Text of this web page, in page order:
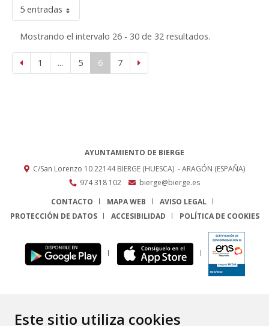
Este sitio utiliza cookies
5 entradas
Mostrando el intervalo 26 - 30 de 32 resultados.
1 ... 5 6 7
AYUNTAMIENTO DE BIERGE
C/San Lorenzo 1022144 BIERGE (HUESCA) - ARAGÓN (ESPAÑA)
974 318 102
bierge@bierge.es
CONTACTO
MAPA WEB
AVISO LEGAL
PROTECCIÓN DE DATOS
ACCESIBILIDAD POLÍTICA DE COOKIES